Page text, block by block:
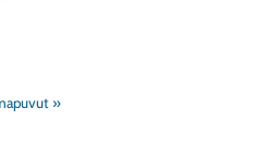
‪»